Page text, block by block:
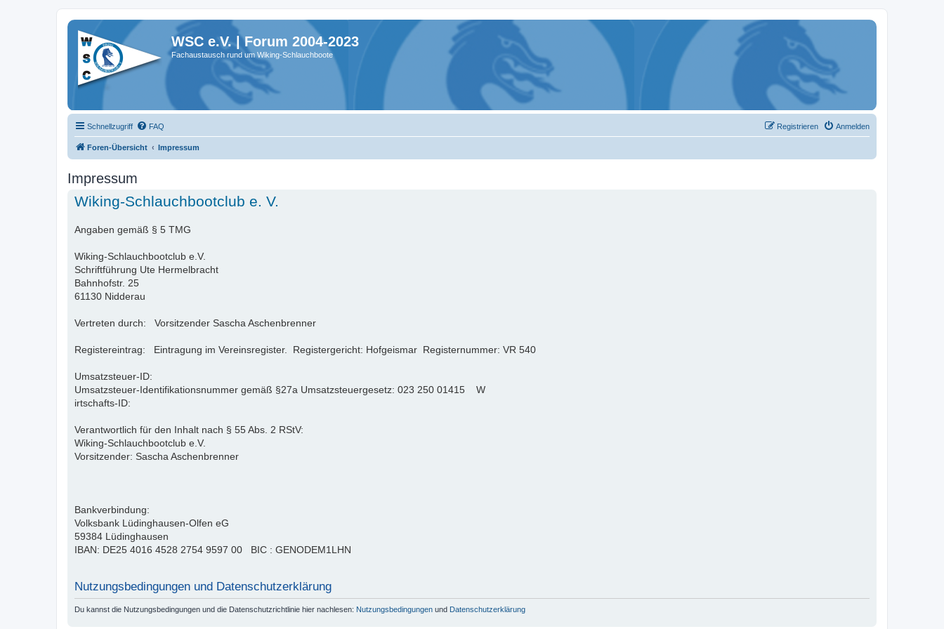
WSC e.V. | Forum 2004-2023
Fachaustausch rund um Wiking-Schlauchboote
Schnellzugriff FAQ Anmelden
Registrieren
Foren-Übersicht Impressum
Impressum
Wiking-Schlauchbootclub e. V.
Angaben gemäß § 5 TMG
Wiking-Schlauchbootclub e.V.
Schriftführung Ute Hermelbracht
Bahnhofstr. 25
61130 Nidderau
Vertreten durch: Vorsitzender Sascha Aschenbrenner
Registereintrag: Eintragung im Vereinsregister. Registergericht: Hofgeismar Registernummer: VR 540
Umsatzsteuer-ID:
Umsatzsteuer-Identifikationsnummer gemäß §27a Umsatzsteuergesetz: 023 250 01415 W
irtschafts-ID:
Verantwortlich für den Inhalt nach § 55 Abs. 2 RStV:
Wiking-Schlauchbootclub e.V.
Vorsitzender: Sascha Aschenbrenner
Bankverbindung:
Volksbank Lüdinghausen-Olfen eG
59384 Lüdinghausen
IBAN: DE25 4016 4528 2754 9597 00 BIC : GENODEM1LHN
Nutzungsbedingungen und Datenschutzerklärung
Du kannst die Nutzungsbedingungen und die Datenschutzrichtlinie hier nachlesen: Nutzungsbedingungen und Datenschutzerklärung